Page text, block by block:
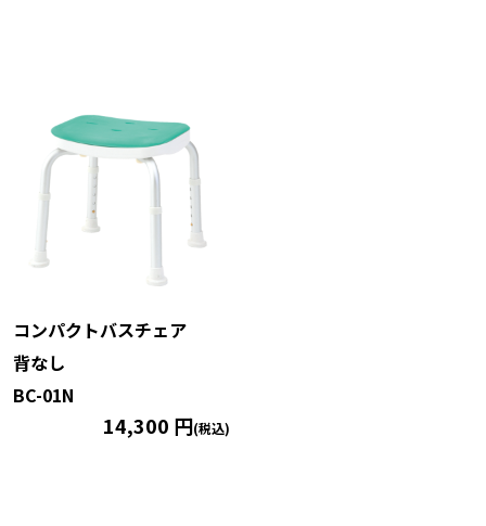
コンパクトバスチェア
背なし
BC-01N
14,300 円(税込)